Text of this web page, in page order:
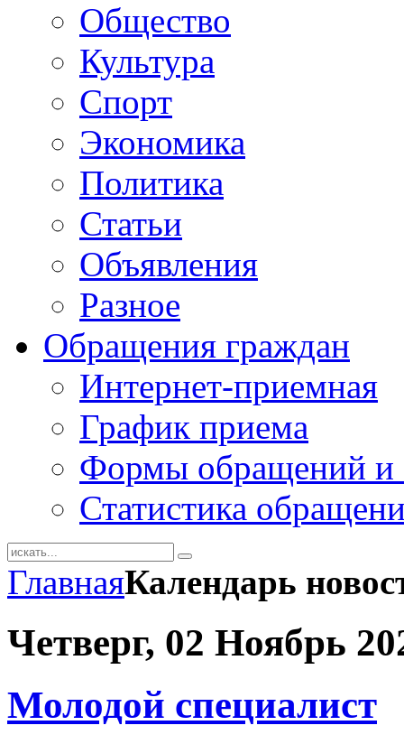
Общество
Культура
Спорт
Экономика
Политика
Статьи
Объявления
Разное
Обращения граждан
Интернет-приемная
График приема
Формы обращений и
Статистика
ГлавнаяКалендарь
Четверг, 02 Ноябрь
Молодой специалист